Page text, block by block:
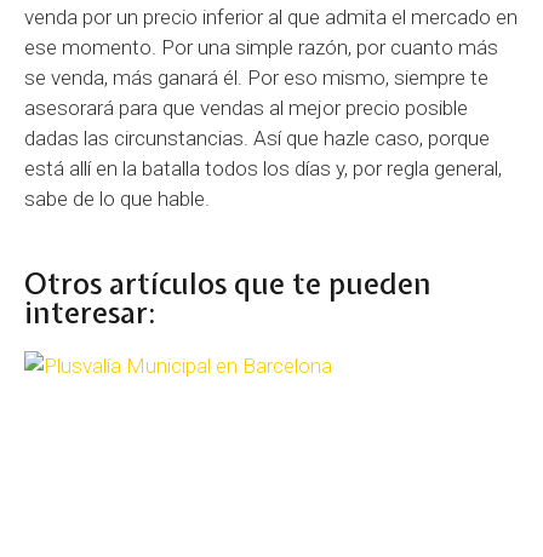
venda por un precio inferior al que admita el mercado en
ese momento. Por una simple razón, por cuanto más
se venda, más ganará él. Por eso mismo, siempre te
asesorará para que vendas al mejor precio posible
dadas las circunstancias. Así que hazle caso, porque
está allí en la batalla todos los días y, por regla general,
sabe de lo que hable.
Otros artículos que te pueden
interesar: